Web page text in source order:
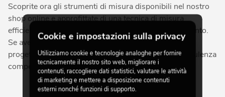
Scoprite ora gli strumenti di misura disponibili nel nostro
shop online e approfittate di una tecnica di misura
efficiente e precisa per la realizzazione del vostro evento.
Se avete domande sui dispositivi più adatti al vostro
progetto, il nostro team sarà lieto di offrirvi una consulenza
competente.
Cookie e impostazioni sulla privacy
Utilizziamo cookie e tecnologie analoghe per fornire
tecnicamente il nostro sito web, migliorare i
contenuti, raccogliere dati statistici, valutare le attività
di marketing e mettere a disposizione contenuti
esterni nonché funzioni di supporto.